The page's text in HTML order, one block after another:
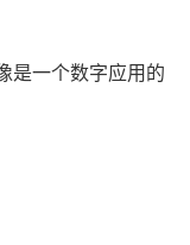
是一个数字应用的